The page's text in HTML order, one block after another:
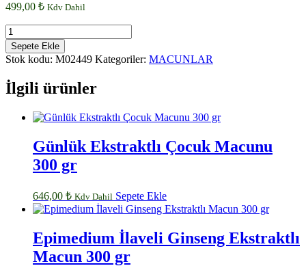
499,00 ₺ Kdv Dahil
CAL
Keçiboynuzu
Pekmezli
Arı
Sütlü
Zeytin
Macun
Sepete Ekle
Stok kodu: M02449 Kategoriler: MACUNLAR
İlgili ürünler
Günlük Ekstraktlı Çocuk Macunu
300 gr
646,00 ₺ Kdv Dahil Sepete Ekle
Epimedium İlaveli Ginseng Ekstraktlı
Macun 300 gr